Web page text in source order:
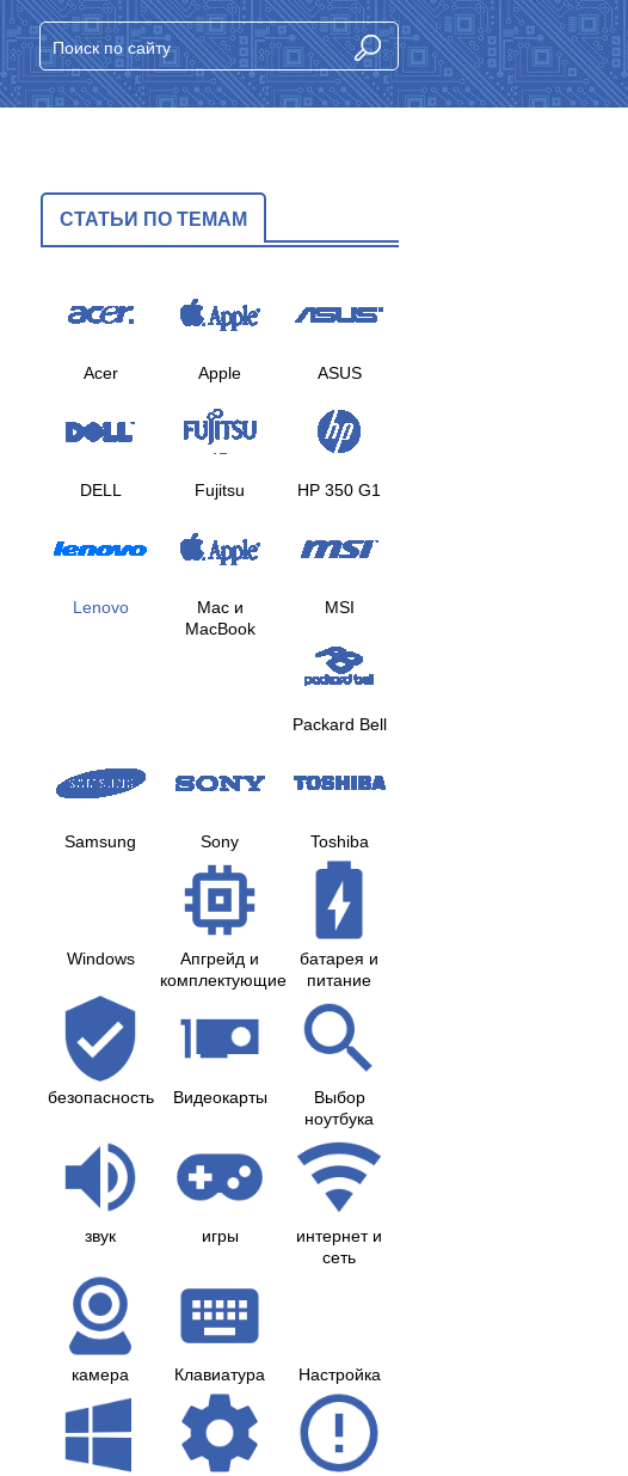
СТАТЬИ ПО ТЕМАМ
Acer Apple ASUS
DELL Fujitsu HP 350 G1
Lenovo
Mac и
MacBook
MSI
Packard Bell
Samsung Sony Toshiba
Windows
Апгрейд и
комплектующие
батарея и
питание
безопасность Видеокарты
Выбор
ноутбука
звук игры
интернет и
сеть
камера Клавиатура Настройка